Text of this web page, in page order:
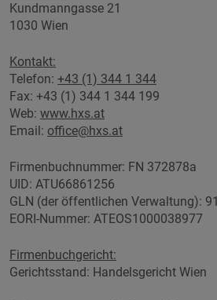
Kundmanngasse 21
1030 Wien
Kontakt:
Telefon: +43 (1) 344 1 344
Fax: +43 (1) 344 1 344 199
Web: www.hxs.at
Email: office@hxs.at
Firmenbuchnummer: FN 372878a
UID: ATU66861256
GLN (der öffentlichen Verwaltung):
EORI-Nummer: ATEOS1000038977
Firmenbuchgericht:
Gerichtsstand: Handelsgericht Wien